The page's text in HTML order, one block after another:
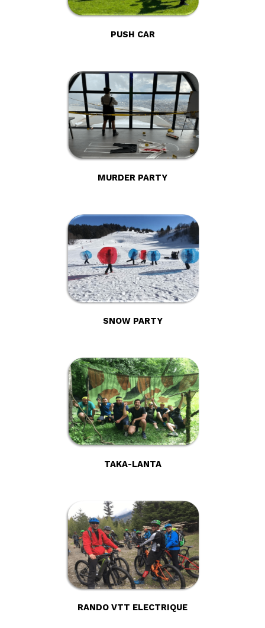
PUSH CAR
MURDER PARTY
SNOW PARTY
TAKA-LANTA
RANDO VTT ELECTRIQUE